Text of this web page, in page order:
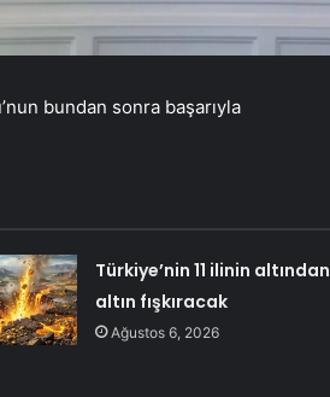
bundan sonra başarıyla
Türkiye’nin 11 ilinin altından
altın fışkıracak
Ağustos 6, 2026